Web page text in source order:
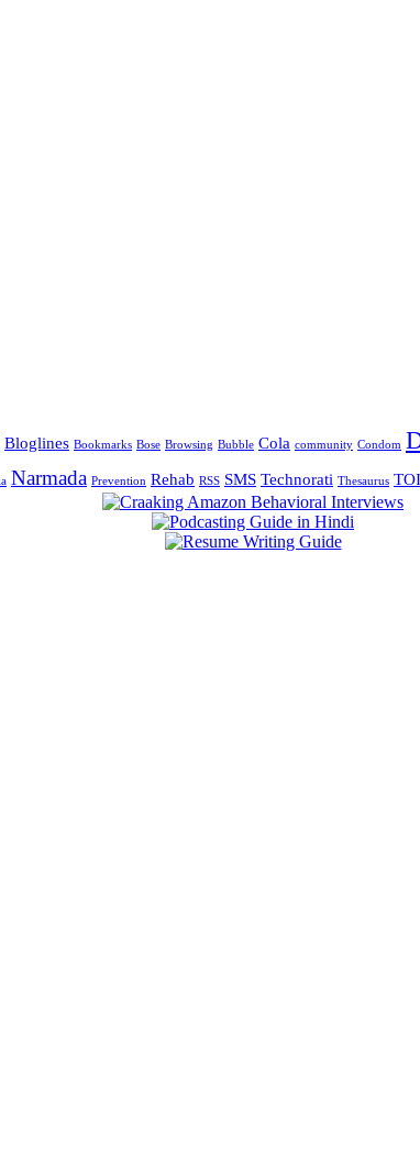
Bloglines Bookmarks Bose Browsing Bubble Cola community Condom
Narmada Prevention Rehab RSS SMS Technorati Thesaurus TOI